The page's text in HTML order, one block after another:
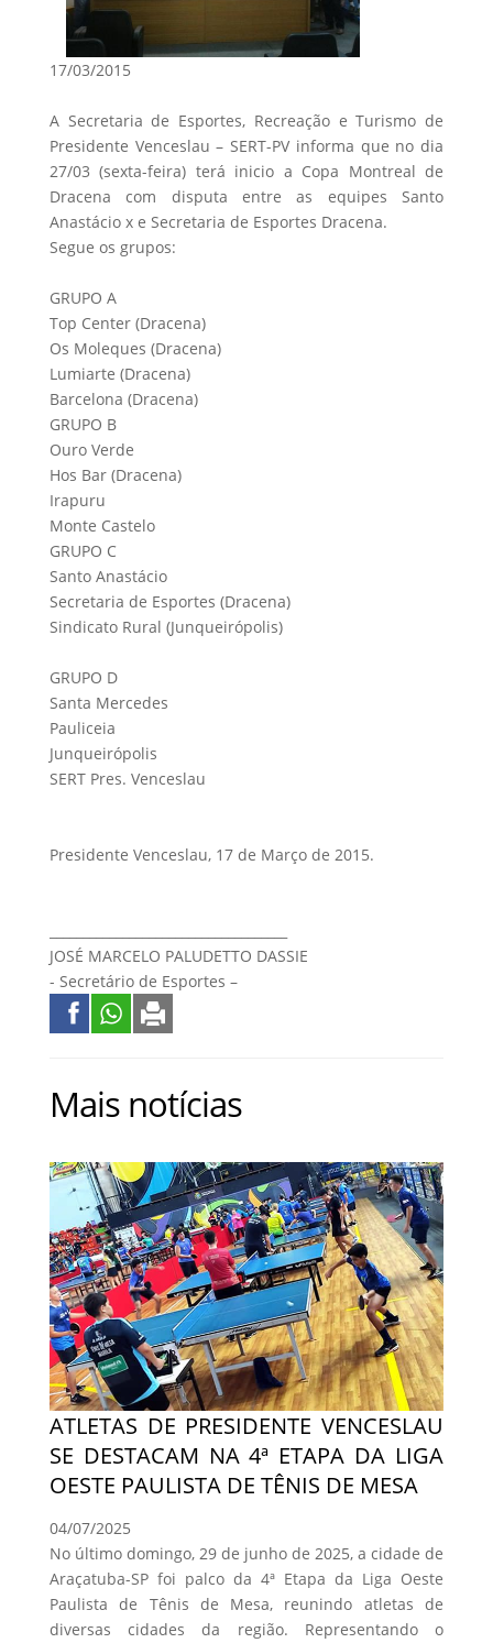
17/03/2015
A Secretaria de Esportes, Recreação e Turismo de
Presidente Venceslau – SERT-PV informa que no dia
27/03 (sexta-feira) terá inicio a Copa Montreal de
Dracena com disputa entre as equipes Santo
Anastácio x e Secretaria de Esportes Dracena.
Segue os grupos:
GRUPO A
Top Center (Dracena)
Os Moleques (Dracena)
Lumiarte (Dracena)
Barcelona (Dracena)
GRUPO B
Ouro Verde
Hos Bar (Dracena)
Irapuru
Monte Castelo
GRUPO C
Santo Anastácio
Secretaria de Esportes (Dracena)
Sindicato Rural (Junqueirópolis)
GRUPO D
Santa Mercedes
Pauliceia
Junqueirópolis
SERT Pres. Venceslau
Presidente Venceslau, 17 de Março de 2015.
JOSÉ MARCELO PALUDETTO DASSIE
- Secretário de Esportes –
Mais notícias
ATLETAS DE PRESIDENTE VENCESLAU
SE DESTACAM NA 4ª ETAPA DA LIGA
OESTE PAULISTA DE TÊNIS DE MESA
04/07/2025
No último domingo, 29 de junho de 2025, a cidade de
Araçatuba-SP foi palco da 4ª Etapa da Liga Oeste
Paulista de Tênis de Mesa, reunindo atletas de
diversas cidades da região. Representando o